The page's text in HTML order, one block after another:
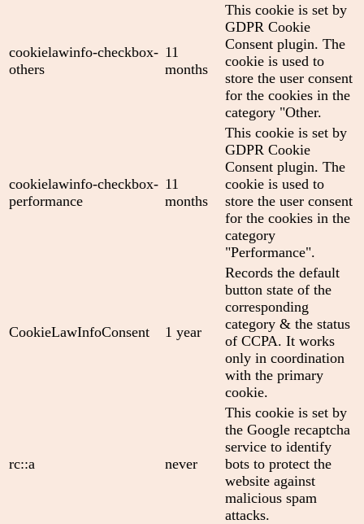
cookielawinfo-checkbox-
others
11
months
This cookie is set by
GDPR Cookie
Consent plugin. The
cookie is used to
store the user consent
for the cookies in the
category "Other.
cookielawinfo-checkbox-
performance
11
months
This cookie is set by
GDPR Cookie
Consent plugin. The
cookie is used to
store the user consent
for the cookies in the
category
"Performance".
CookieLawInfoConsent 1 year
Records the default
button state of the
corresponding
category & the status
of CCPA. It works
only in coordination
with the primary
cookie.
rc::a never
This cookie is set by
the Google recaptcha
service to identify
bots to protect the
website against
malicious spam
attacks.